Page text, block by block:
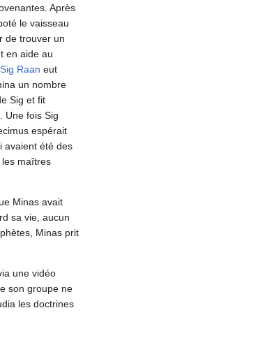
Après
le vaisseau
de trouver un
en aide au
Sig Raan eut
un nombre
Sig et fit
Une fois Sig
espérait
avaient été des
maîtres
Minas avait
sa vie, aucun
Minas prit
une vidéo
son groupe ne
les doctrines